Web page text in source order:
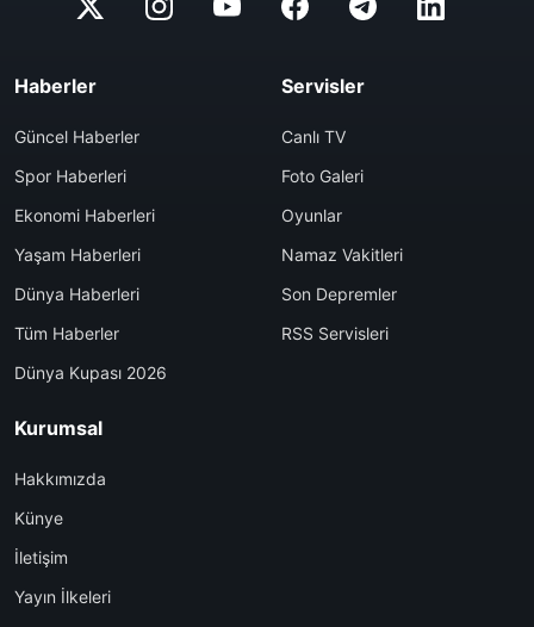
Haberler
Güncel Haberler
Spor Haberleri
Ekonomi Haberleri
Yaşam Haberleri
Dünya Haberleri
Tüm Haberler
Dünya Kupası 2026
Servisler
Canlı TV
Foto Galeri
Oyunlar
Namaz Vakitleri
Son Depremler
RSS Servisleri
Kurumsal
Hakkımızda
Künye
İletişim
Yayın İlkeleri